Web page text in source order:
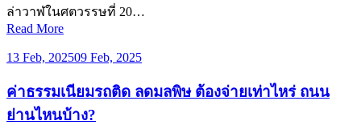
ล่าวาฬในศตวรรษที่ 20…
Read More
13 Feb, 202509 Feb, 2025
ค่าธรรมเนียมรถติด ลดมลพิษ ต้องจ่ายเท่าไหร่ ถนน
ย่านไหนบ้าง?